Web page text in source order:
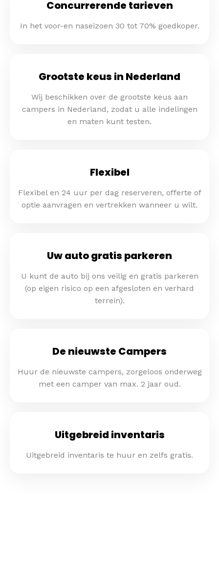
Concurrerende tarieven
In het voor-en naseizoen 30 tot 70% goedkoper.
Grootste keus in Nederland
Wij beschikken over de grootste keus aan
campers in Nederland, zodat u alle indelingen
en maten kunt testen.
Flexibel
Flexibel en 24 uur per dag reserveren, offerte of
optie aanvragen en vertrekken wanneer u wilt.
Uw auto gratis parkeren
U kunt de auto bij ons veilig en gratis parkeren
(op eigen risico op een afgesloten en verhard
terrein).
De nieuwste Campers
Huur de nieuwste campers, zorgeloos onderweg
met een camper van max. 2 jaar oud.
Uitgebreid inventaris
Uitgebreid inventaris te huur en zelfs gratis.